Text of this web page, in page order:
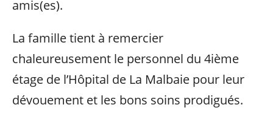
amis(es).
La famille tient à remercier
chaleureusement le personnel du 4ième
étage de l’Hôpital de La Malbaie pour leur
dévouement et les bons soins prodigués.